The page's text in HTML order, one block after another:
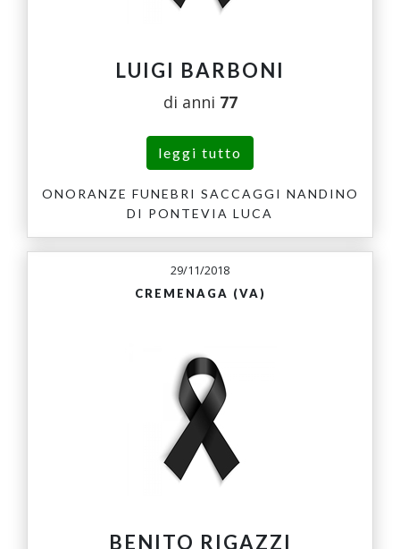
LUIGI BARBONI
di anni 77
leggi tutto
ONORANZE FUNEBRI SACCAGGI NANDINO
DI PONTEVIA LUCA
29/11/2018
CREMENAGA (VA)
BENITO RIGAZZI